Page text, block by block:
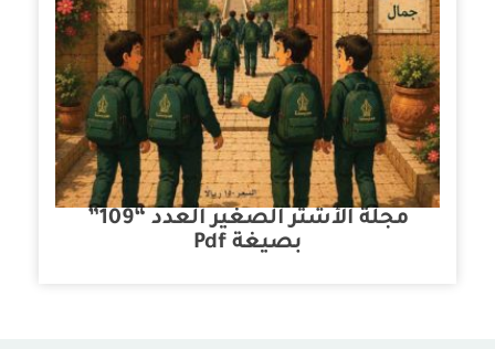
مجلة الأشتر الصغير العدد “109”
بصيغة Pdf